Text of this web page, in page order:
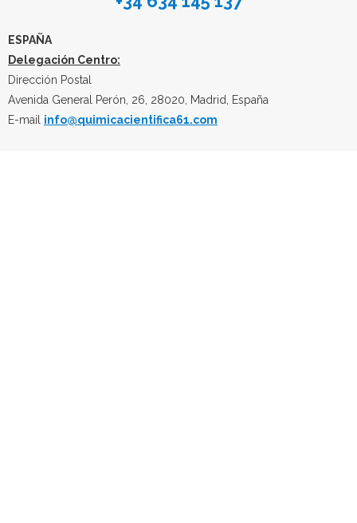
ESPAÑA
Delegación Centro:
Dirección Postal
Avenida General Perón, 26, 28020, Madrid, España
E-mail info@quimicacientifica61.com